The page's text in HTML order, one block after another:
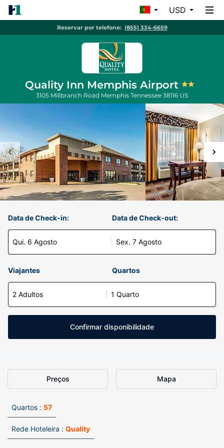
USD
Reservar por telefone: (855) 334-6659
Quality Inn Memphis Airport
3105 Millbranch Road Memphis Tennessee 38116 US
Data de Check-in:
Qui. 6 Agosto
Data de Check-out:
Sex. 7 Agosto
Viajantes Quartos
2 Adultos 1 Quarto
Confirmar disponibilidade
Preços Mapa
Quartos : 57
Rede Hoteleira : Quality